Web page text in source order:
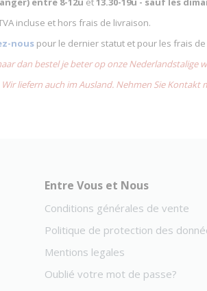
incluse et hors frais de livraison.
nouspour le dernier statut et pour les frais
dan bestel je beter op onze Nederlandstalige
liefern auch im Ausland. Nehmen Sie Kontakt
Entre Vous et Nous
Conditions générales de vente
Politique de protection des
Mentions legales
Oublié votre mot de passe?